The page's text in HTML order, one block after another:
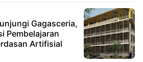
Gagasceria,
Pembelajaran
Artifisial